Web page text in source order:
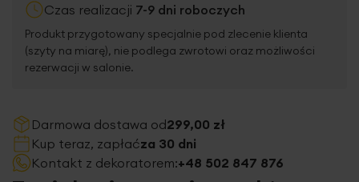
Czas realizacji 7-9 dni roboczych
Produkt przygotowany specjalnie pod zlecenie klienta
(szyty na miarę), nie podlega zwrotowi oraz możliwości
rezerwacji w salonie.
Darmowa dostawa od299,00 zł
Kup teraz, zapłaćza 30 dni
Kontakt z dekoratorem:+48 502 847 876